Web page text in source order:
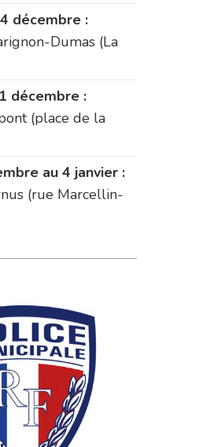
décembre :
Dumas (La
décembre :
(place de la
au 4 janvier :
(rue Marcellin-